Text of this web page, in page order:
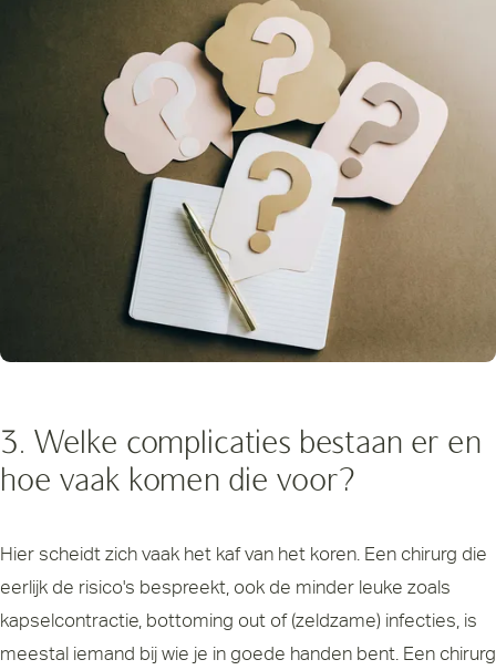
3. Welke complicaties bestaan er en
hoe vaak komen die voor?
Hier scheidt zich vaak het kaf van het koren. Een chirurg die
eerlijk de risico's bespreekt, ook de minder leuke zoals
kapselcontractie, bottoming out of (zeldzame) infecties, is
meestal iemand bij wie je in goede handen bent. Een chirurg